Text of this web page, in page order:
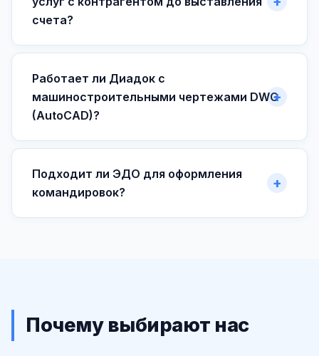
счета?
Работает ли Диадок с
машиностроительными чертежами DWG
(AutoCAD)?
Подходит ли ЭДО для оформления
командировок?
Почему выбирают нас